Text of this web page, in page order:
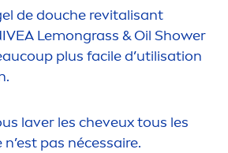
de douche revitalisant
Lemongrass & Oil Shower
plus facile d’utilisation
laver les cheveux tous les
pas nécessaire.